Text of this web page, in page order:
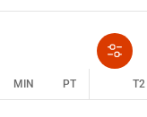
MIN PT T2